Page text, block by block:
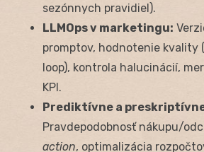
sezónnych pravidiel).
LLMOps v marketingu:
promptov, hodnotenie
loop), kontrola halucinácií,
KPI.
Prediktívne a
Pravdepodobnosť nákupu/
action, optimalizácia